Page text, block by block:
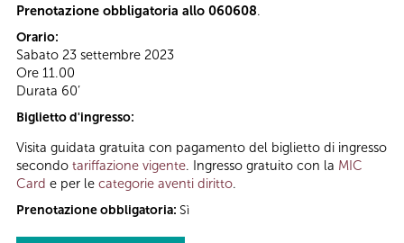
Prenotazione obbligatoria allo 060608.
Orario:
Sabato 23 settembre 2023
Ore 11.00
Durata 60’
Biglietto d'ingresso:
Visita guidata gratuita con pagamento del biglietto di ingresso
secondo tariffazione vigente. Ingresso gratuito con la MIC
Card e per le categorie aventi diritto.
Prenotazione obbligatoria: Sì